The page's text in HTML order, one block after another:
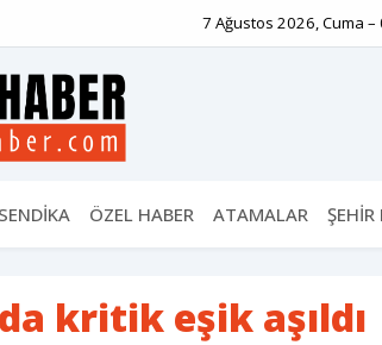
7 Ağustos 2026, Cuma –
SENDİKA ÖZEL HABER ATAMALAR ŞEHİR
kritik eşik aşıldı